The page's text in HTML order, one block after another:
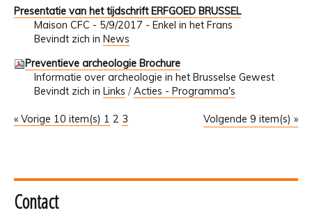
Presentatie van het tijdschrift ERFGOED BRUSSEL
Maison CFC - 5/9/2017 - Enkel in het Frans
Bevindt zich in News
Preventieve archeologie Brochure
Informatie over archeologie in het Brusselse Gewest
Bevindt zich in Links /Acties - Programma's
« Vorige 10 item(s) Volgende 9 item(s) »
1 2 3
Contact